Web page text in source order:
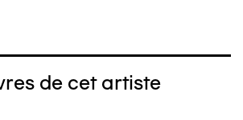
de cet artiste